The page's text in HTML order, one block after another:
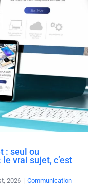
: seul ou
vrai sujet, c’est
2026 | Communication